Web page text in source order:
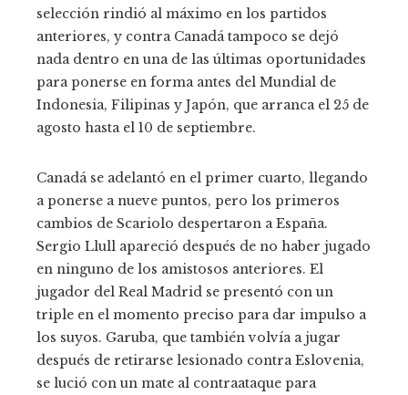
selección rindió al máximo en los partidos
anteriores, y contra Canadá tampoco se dejó
nada dentro en una de las últimas oportunidades
para ponerse en forma antes del Mundial de
Indonesia, Filipinas y Japón, que arranca el 25 de
agosto hasta el 10 de septiembre.
Canadá se adelantó en el primer cuarto, llegando
a ponerse a nueve puntos, pero los primeros
cambios de Scariolo despertaron a España.
Sergio Llull apareció después de no haber jugado
en ninguno de los amistosos anteriores. El
jugador del Real Madrid se presentó con un
triple en el momento preciso para dar impulso a
los suyos. Garuba, que también volvía a jugar
después de retirarse lesionado contra Eslovenia,
se lució con un mate al contraataque para